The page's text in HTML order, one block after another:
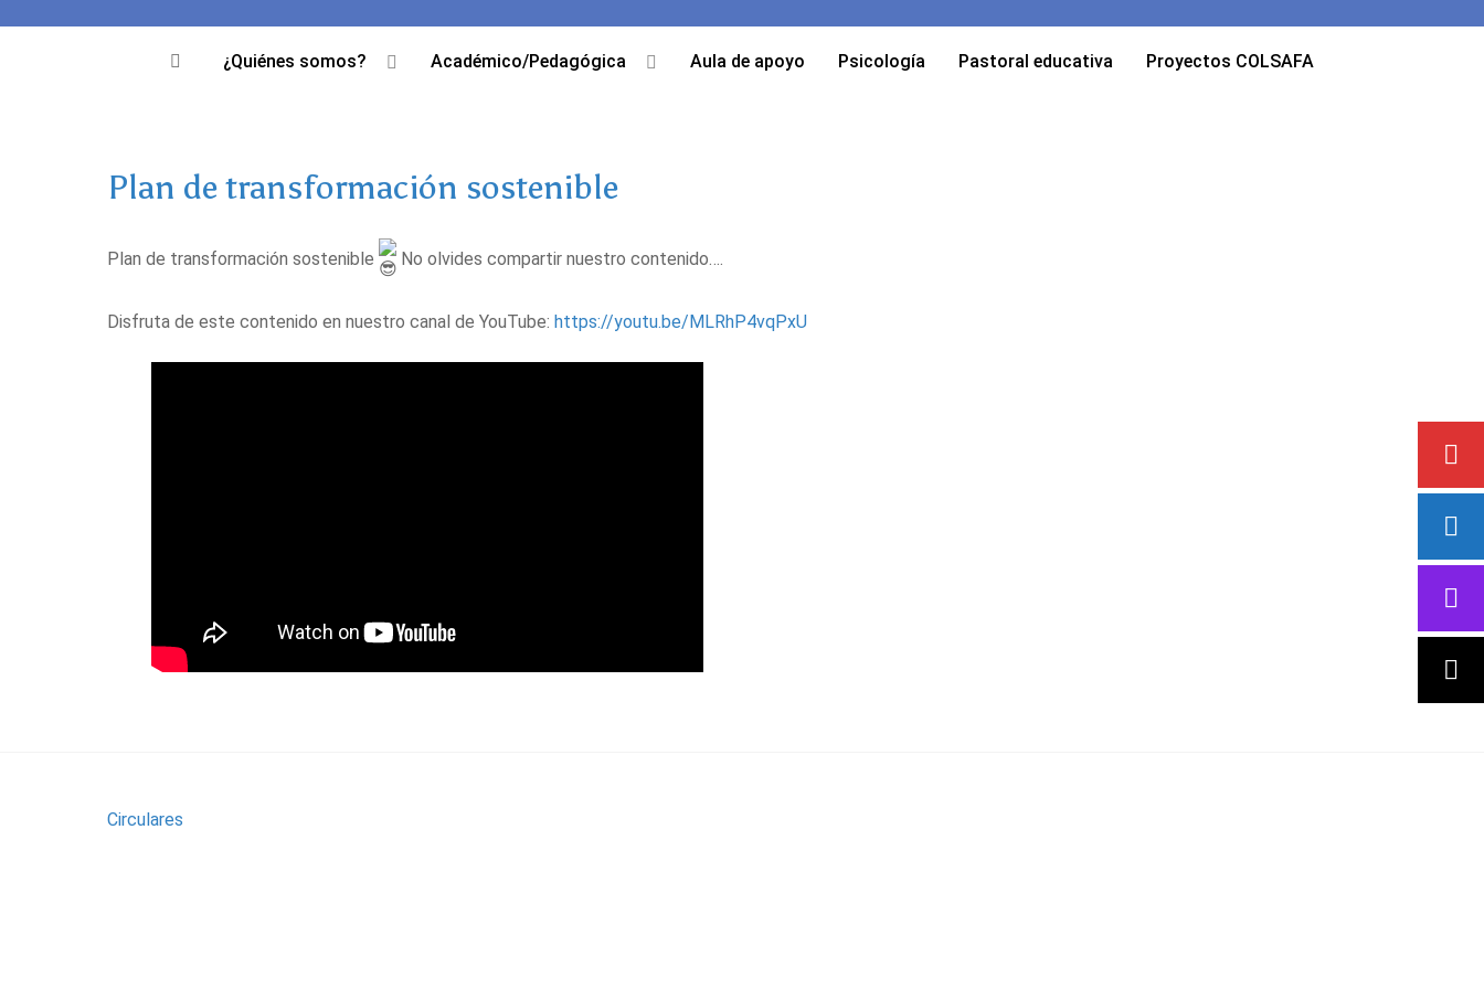
¿Quiénes somos? Académico/Pedagógica Aula de apoyo Psicología Pastoral educativa Proyectos COLSAFA
Plan de transformación sostenible
Plan de transformación sostenible No olvides compartir nuestro contenido….
Disfruta de este contenido en nuestro canal de YouTube: https://youtu.be/MLRhP4vqPxU
Circulares